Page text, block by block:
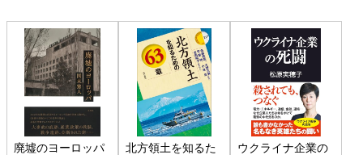
廃墟のヨーロッパ
北方領土を知るた
ウクライナ企業の